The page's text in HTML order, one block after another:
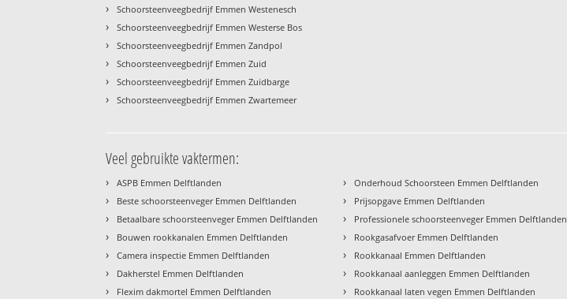
› Schoorsteenveegbedrijf Emmen Westenesch
› Schoorsteenveegbedrijf Emmen Westerse Bos
› Schoorsteenveegbedrijf Emmen Zandpol
› Schoorsteenveegbedrijf Emmen Zuid
› Schoorsteenveegbedrijf Emmen Zuidbarge
› Schoorsteenveegbedrijf Emmen Zwartemeer
Veel gebruikte vaktermen:
› ASPB Emmen Delftlanden
› Beste schoorsteenveger Emmen Delftlanden
› Betaalbare schoorsteenveger Emmen Delftlanden
› Bouwen rookkanalen Emmen Delftlanden
› Camera inspectie Emmen Delftlanden
› Dakherstel Emmen Delftlanden
› Flexim dakmortel Emmen Delftlanden
› Onderhoud Schoorsteen Emmen Delftlanden
› Prijsopgave Emmen Delftlanden
› Professionele schoorsteenveger Emmen Delftlanden
› Rookgasafvoer Emmen Delftlanden
› Rookkanaal Emmen Delftlanden
› Rookkanaal aanleggen Emmen Delftlanden
› Rookkanaal laten vegen Emmen Delftlanden